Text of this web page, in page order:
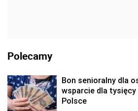
Polecamy
Bon senioralny dla
wsparcie dla
Polsce